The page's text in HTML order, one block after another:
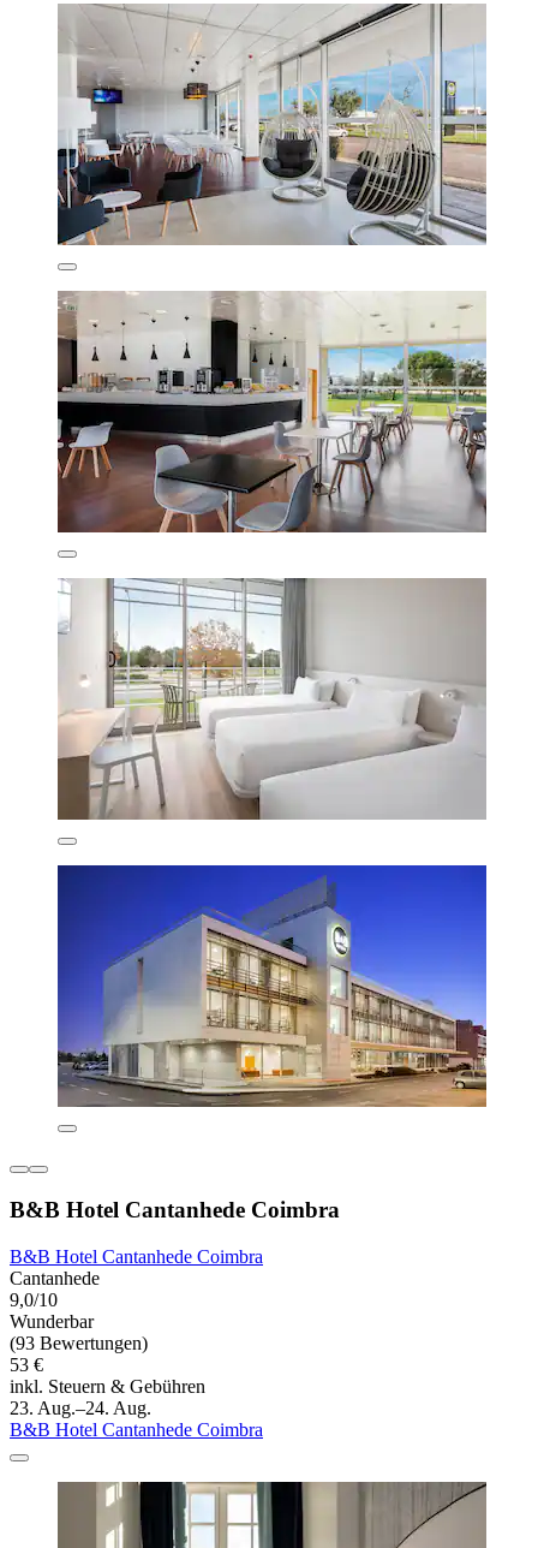
B&B Hotel Cantanhede Coimbra
B&B Hotel Cantanhede Coimbra
Cantanhede
9,0/10
Wunderbar
(93 Bewertungen)
53 €
inkl. Steuern & Gebühren
23. Aug.–24. Aug.
B&B Hotel Cantanhede Coimbra